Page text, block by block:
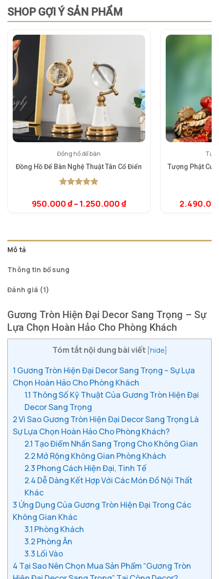
SHOP GỢI Ý SẢN PHẨM
Đồng hồ để bàn
Đồng Hồ Để Bàn Nghệ Thuật Tân Cổ Điển
dựa trên
đánh giá
950.000₫–1.250.000₫
Tượng Phật
Mô tả
Thông tin bổ sung
Đánh giá (1)
Gương Tròn Hiện Đại Decor Sang Trọng – Sự
Lựa Chọn Hoàn Hảo Cho Phòng Khách
Tóm tắt nội dung bài viết hide]
1 Gương Tròn Hiện Đại Decor Sang Trọng – Sự Lựa
Chọn Hoàn Hảo Cho Phòng Khách
1.1 Thông Số Kỹ Thuật Của Gương Tròn Hiện Đại
Decor Sang Trọng
2Vì Sao Gương Tròn Hiện Đại Decor Sang Trọng Là
Sự Lựa Chọn Hoàn Hảo Cho Phòng Khách?
2.1 Tạo Điểm Nhấn Sang Trọng Cho Không Gian
2.2Mở Rộng Không Gian Phòng Khách
2.3 Phong Cách Hiện Đại, Tinh Tế
2.4 Dễ Dàng Kết Hợp Với Các Món Đồ Nội Thất
Khác
3 Ứng Dụng Của Gương Tròn Hiện Đại Trong Các
Không Gian Khác
3.1 Phòng Khách
3.2Phòng Ăn
3.3 Lối Vào
4 Tại Sao Nên Chọn Mua Sản Phẩm “Gương Tròn